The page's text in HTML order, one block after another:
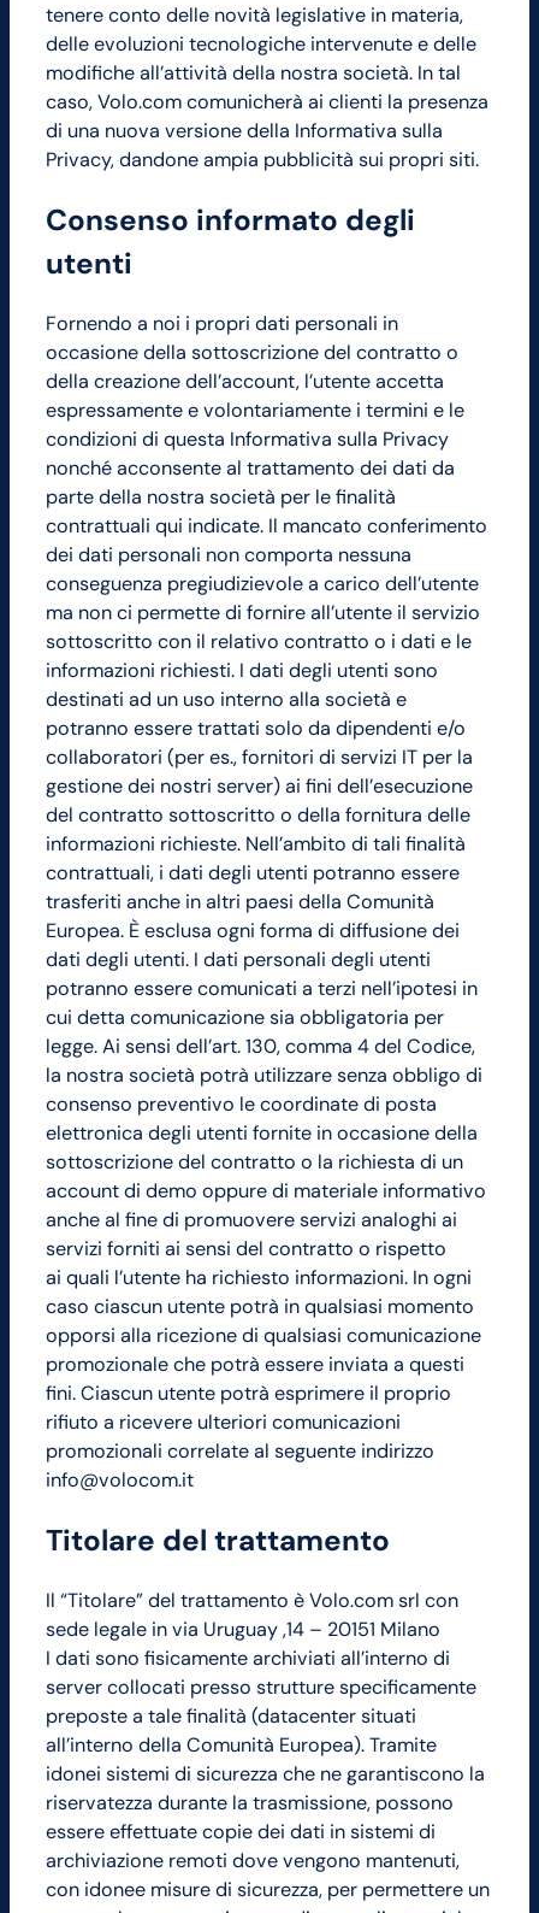
tenere conto delle novità legislative in materia,
delle evoluzioni tecnologiche intervenute e delle
modifiche all’attività della nostra società. In tal
caso, Volo.com comunicherà ai clienti la presenza
di una nuova versione della Informativa sulla
Privacy, dandone ampia pubblicità sui propri siti.
Consenso informato degli
utenti
Fornendo a noi i propri dati personali in
occasione della sottoscrizione del contratto o
della creazione dell’account, l’utente accetta
espressamente e volontariamente i termini e le
condizioni di questa Informativa sulla Privacy
nonché acconsente al trattamento dei dati da
parte della nostra società per le finalità
contrattuali qui indicate. Il mancato conferimento
dei dati personali non comporta nessuna
conseguenza pregiudizievole a carico dell’utente
ma non ci permette di fornire all’utente il servizio
sottoscritto con il relativo contratto o i dati e le
informazioni richiesti. I dati degli utenti sono
destinati ad un uso interno alla società e
potranno essere trattati solo da dipendenti e/o
collaboratori (per es., fornitori di servizi IT per la
gestione dei nostri server) ai fini dell’esecuzione
del contratto sottoscritto o della fornitura delle
informazioni richieste. Nell’ambito di tali finalità
contrattuali, i dati degli utenti potranno essere
trasferiti anche in altri paesi della Comunità
Europea. È esclusa ogni forma di diffusione dei
dati degli utenti. I dati personali degli utenti
potranno essere comunicati a terzi nell’ipotesi in
cui detta comunicazione sia obbligatoria per
legge. Ai sensi dell’art. 130, comma 4 del Codice,
la nostra società potrà utilizzare senza obbligo di
consenso preventivo le coordinate di posta
elettronica degli utenti fornite in occasione della
sottoscrizione del contratto o la richiesta di un
account di demo oppure di materiale informativo
anche al fine di promuovere servizi analoghi ai
servizi forniti ai sensi del contratto o rispetto
ai quali l’utente ha richiesto informazioni. In ogni
caso ciascun utente potrà in qualsiasi momento
opporsi alla ricezione di qualsiasi comunicazione
promozionale che potrà essere inviata a questi
fini. Ciascun utente potrà esprimere il proprio
rifiuto a ricevere ulteriori comunicazioni
promozionali correlate al seguente indirizzo
info@volocom.it
Titolare del trattamento
Il “Titolare” del trattamento è Volo.com srl con
sede legale in via Uruguay ,14 – 20151 Milano
I dati sono fisicamente archiviati all’interno di
server collocati presso strutture specificamente
preposte a tale finalità (datacenter situati
all’interno della Comunità Europea). Tramite
idonei sistemi di sicurezza che ne garantiscono la
riservatezza durante la trasmissione, possono
essere effettuate copie dei dati in sistemi di
archiviazione remoti dove vengono mantenuti,
con idonee misure di sicurezza, per permettere un